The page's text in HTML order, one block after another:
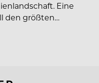
Eine
den größten…